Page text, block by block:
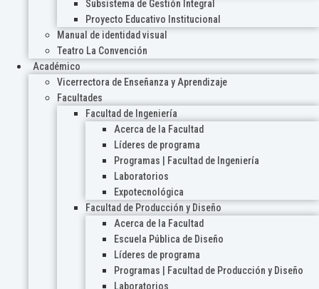
Subsistema de Gestión Integral
Proyecto Educativo Institucional
Manual de identidad visual
Teatro La Convención
Académico
Vicerrectora de Enseñanza y Aprendizaje
Facultades
Facultad de Ingeniería
Acerca de la Facultad
Líderes de programa
Programas | Facultad de Ingeniería
Laboratorios
Expotecnológica
Facultad de Producción y Diseño
Acerca de la Facultad
Escuela Pública de Diseño
Líderes de programa
Programas | Facultad de Producción y Diseño
Laboratorios